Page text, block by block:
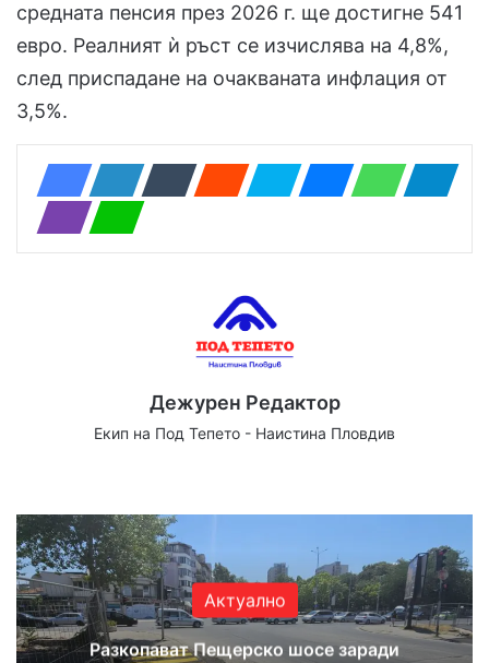
средната пенсия през 2026 г. ще достигне 541
евро. Реалният ѝ ръст се изчислява на 4,8%,
след приспадане на очакваната инфлация от
3,5%.
Дежурен Редактор
Екип на Под Тепето - Наистина Пловдив
Актуално
Разкопават Пещерско шосе заради